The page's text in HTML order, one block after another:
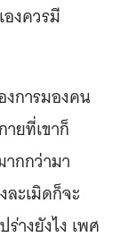
งควรมี
งการมองคน
ยที่เขาก็
กกว่ามา
ะเมิดก็จะ
างยังไง เพศ